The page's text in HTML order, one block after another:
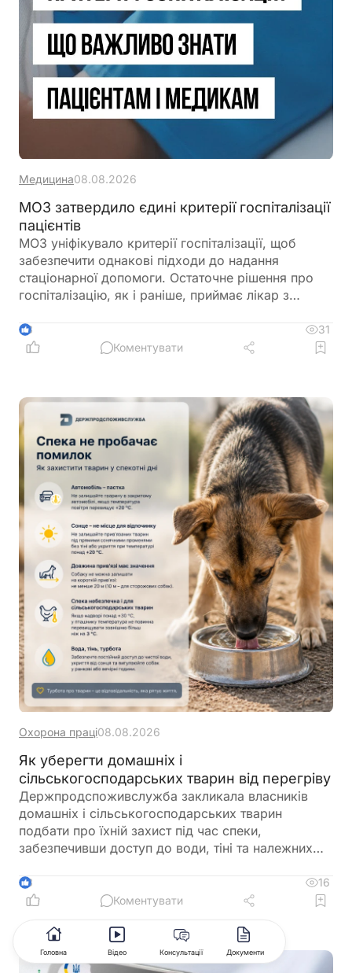
Медицина08.08.2026
МОЗ затвердило єдині критерії госпіталізації
пацієнтів
МОЗ уніфікувало критерії госпіталізації, щоб
забезпечити однакові підходи до надання
стаціонарної допомоги. Остаточне рішення про
госпіталізацію, як і раніше, приймає лікар з
3
31
Коментувати
Охорона праці08.08.2026
Як уберегти домашніх і
сільськогосподарських тварин від перегріву
Держпродспоживслужба закликала власників
домашніх і сільськогосподарських тварин
подбати про їхній захист під час спеки,
забезпечивши доступ до води, тіні та належних
заборону залишати тварин у зачинених
автомобілях або на прив’язі під прямим сонячним
3
16
Коментувати
Головна Відео Консультації Документи